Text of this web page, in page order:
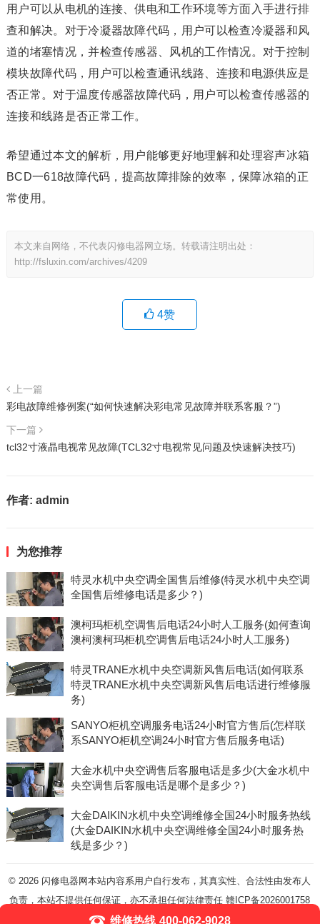
用户可以从电机的连接、供电和工作环境等方面入手进行排
查和解决。对于冷凝器故障代码，用户可以检查冷凝器和风
道的堵塞情况，并检查传感器、风机的工作情况。对于控制
模块故障代码，用户可以检查通讯线路、连接和电源供应是
否正常。对于温度传感器故障代码，用户可以检查传感器的
连接和线路是否正常工作。
希望通过本文的解析，用户能够更好地理解和处理容声冰箱
BCD一618故障代码，提高故障排除的效率，保障冰箱的正
常使用。
本文来自网络，不代表闪修电器网立场。转载请注明出处：
http://fsluxin.com/archives/4209
4赞
上一篇
彩电故障维修例案(“如何快速解决彩电常见故障并联系客服？”)
下一篇
tcl32寸液晶电视常见故障(TCL32寸电视常见问题及快速解决技巧)
作者: admin
为您推荐
特灵水机中央空调全国售后维修(特灵水机中央空调
全国售后维修电话是多少？)
澳柯玛柜机空调售后电话24小时人工服务(如何查询
澳柯澳柯玛柜机空调售后电话24小时人工服务)
特灵TRANE水机中央空调新风售后电话(如何联系
特灵TRANE水机中央空调新风售后电话进行维修服
务)
SANYO柜机空调服务电话24小时官方售后(怎样联
系SANYO柜机空调24小时官方售后服务电话)
大金水机中央空调售后客服电话是多少(大金水机中
央空调售后客服电话是哪个是多少？)
大金DAIKIN水机中央空调维修全国24小时服务热线
(大金DAIKIN水机中央空调维修全国24小时服务热
线是多少？)
© 2026 闪修电器网本站内容系用户自行发布，其真实性、合法性由发布人
负责，本站不提供任何保证，亦不承担任何法律责任 赣ICP备2026001758
号-5
维修热线 400-062-9028